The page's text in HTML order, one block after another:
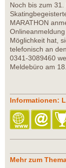
Noch bis zum
MARATHON
Möglichkeit hat,
telefonisch an
0341-3089460
Meldebüro am
Informationen:
Mehr zum